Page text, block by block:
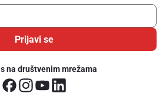
Prijavi se
na društvenim mrežama